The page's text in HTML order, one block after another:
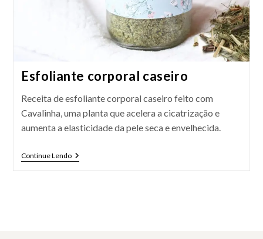
Esfoliante corporal caseiro
Receita de esfoliante corporal caseiro feito com
Cavalinha, uma planta que acelera a cicatrização e
aumenta a elasticidade da pele seca e envelhecida.
Continue LendoEsfoliante
Corporal